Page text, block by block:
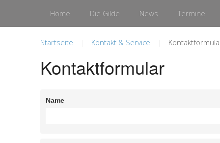
Home Die Gilde News Termine
Startseite Kontakt & Service
Kontaktformular
Name